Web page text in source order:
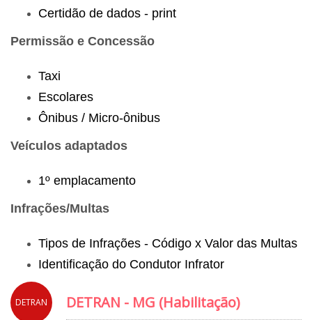
Certidão de dados - print
Permissão e Concessão
Taxi
Escolares
Ônibus / Micro-ônibus
Veículos adaptados
1º emplacamento
Infrações/Multas
Tipos de Infrações - Código x Valor das Multas
Identificação do Condutor Infrator
DETRAN DETRAN - MG (Habilitação)